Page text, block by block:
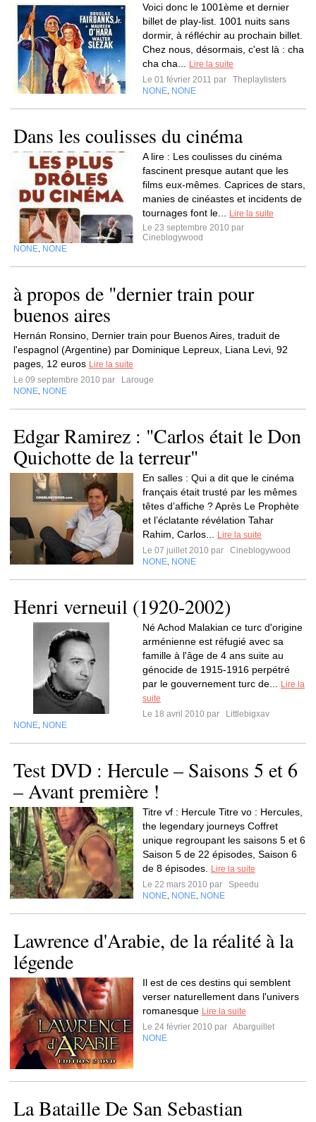
Voici donc le 1001ème et dernier
billet de play-list. 1001 nuits sans
dormir, à réfléchir au prochain billet.
Chez nous, désormais, c'est là : cha
cha cha...
Lire la suite
Le 01 février 2011 par
Theplaylisters
NONE NONE
Dans les coulisses du cinéma
A lire : Les coulisses du cinéma
fascinent presque autant que les
films eux-mêmes. Caprices de stars,
manies de cinéastes et incidents de
tournages font le...
Lire la suite
Le 23 septembre 2010 par
Cineblogywood
NONE NONE
à propos de "dernier train pour
buenos aires
Hernán Ronsino, Dernier train pour Buenos Aires, traduit de
l'espagnol (Argentine) par Dominique Lepreux, Liana Levi, 92
pages, 12 euros Lire la suite
Le 09 septembre 2010 par
Larouge
NONE NONE
Edgar Ramirez : "Carlos était le Don
Quichotte de la terreur"
En salles : Qui a dit que le cinéma
français était trusté par les mêmes
têtes d’affiche ? Après Le Prophète
et l’éclatante révélation Tahar
Rahim, Carlos...
Lire la suite
Le 07 juillet 2010 par
Cineblogywood
NONE NONE
Henri verneuil (1920-2002)
Né Achod Malakian ce turc d'origine
arménienne est réfugié avec sa
famille à l'âge de 4 ans suite au
génocide de 1915-1916 perpétré
par le gouvernement turc de...
Lire la
suite
Le 18 avril 2010 par
Littlebigxav
NONE NONE
Test DVD : Hercule – Saisons 5 et 6
– Avant première !
Titre vf : Hercule Titre vo : Hercules,
the legendary journeys Coffret
unique regroupant les saisons 5 et 6
Saison 5 de 22 épisodes, Saison 6
de 8 épisodes.
Lire la suite
Le 22 mars 2010 par
Speedu
NONE NONE NONE
Lawrence d'Arabie, de la réalité à la
légende
Il est de ces destins qui semblent
verser naturellement dans l'univers
romanesque Lire la suite
Le 24 février 2010 par Abarguillet
NONE
La Bataille De San Sebastian